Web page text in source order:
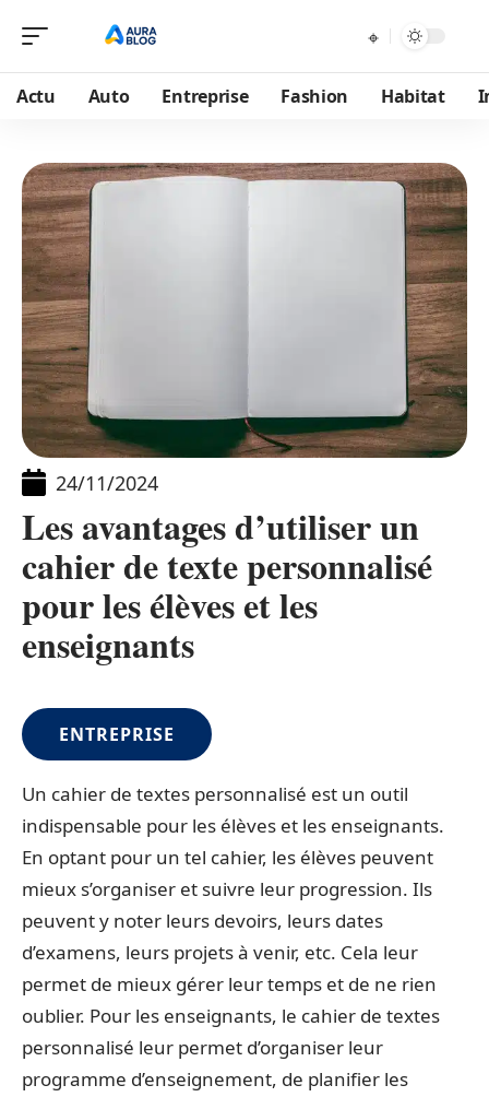
Actu Auto Entreprise Fashion Habitat
24/11/2024
Les avantages d’utiliser un
cahier de texte personnalisé
pour les élèves et les
enseignants
ENTREPRISE
Un cahier de textes personnalisé est un outil
indispensable pour les élèves et les enseignants.
En optant pour un tel cahier, les élèves peuvent
mieux s’organiser et suivre leur progression. Ils
peuvent y noter leurs devoirs, leurs dates
d’examens, leurs projets à venir, etc. Cela leur
permet de mieux gérer leur temps et de ne rien
oublier. Pour les enseignants, le cahier de textes
personnalisé leur permet d’organiser leur
programme d’enseignement, de planifier les